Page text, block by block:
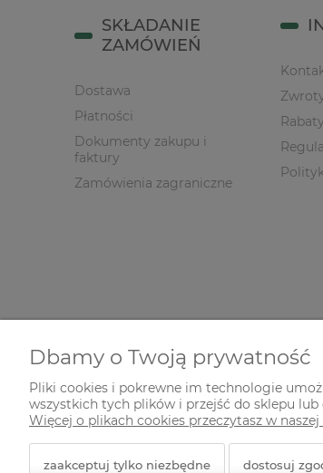
SKŁADANIE
ZAMÓWIEŃ
Dostawa
Płatności
Dokumenty zakupu i
faktury
Zamówienia zagraniczne
© 2026 zielonekoty.pl. Wszelkie prawa
Dbamy o Twoją prywatność
Pliki cookies i pokrewne im technologie
wszystkich tych plików i przejść do sklepu
Więcej o plikach cookies przeczytasz w
zaakceptuj tylko niezbędne dostosuj